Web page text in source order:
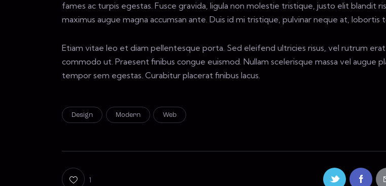
fames ac turpis egestas. Fusce gravida, ligula non molestie tristique, justo elit blandit
maximus augue magna accumsan ante. Duis id mi tristique, pulvinar neque at, lobortis
Etiam vitae leo et diam pellentesque porta. Sed eleifend ultricies risus, vel rutrum erat
commodo ut. Praesent finibus congue euismod. Nullam scelerisque massa vel augue
tempor sem egestas. Curabitur placerat finibus lacus.
Design Modern Web
1